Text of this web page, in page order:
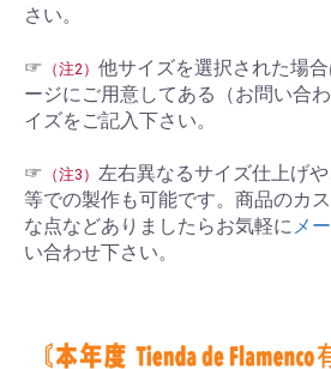
さい。
☞ （注2） 他サイズを選択された場
ージにご用意してある（お問い合
イズをご記入下さい。
☞ （注3） 左右異なるサイズ仕上げ
等での製作も可能です。商品のカ
な点などありましたらお気軽にメ
い合わせ下さい。